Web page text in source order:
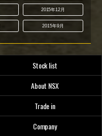
2015年12月
2015年9月
Stock list
About NSX
Trade in
Company